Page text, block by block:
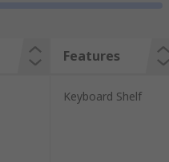
Features
Keyboard Shelf